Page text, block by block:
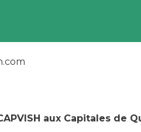
aux Capitales de